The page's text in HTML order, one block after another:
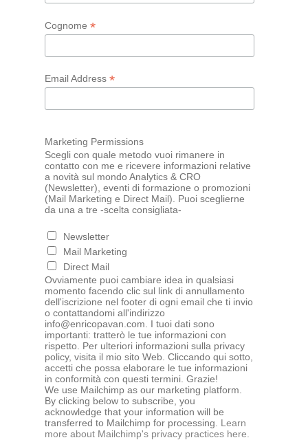
Cognome *
Email Address *
Marketing Permissions
Scegli con quale metodo vuoi rimanere in
contatto con me e ricevere informazioni relative
a novità sul mondo Analytics & CRO
(Newsletter), eventi di formazione o promozioni
(Mail Marketing e Direct Mail). Puoi sceglierne
da una a tre -scelta consigliata-
Newsletter
Mail Marketing
Direct Mail
Ovviamente puoi cambiare idea in qualsiasi
momento facendo clic sul link di annullamento
dell'iscrizione nel footer di ogni email che ti invio
o contattandomi all'indirizzo
info@enricopavan.com. I tuoi dati sono
importanti: tratterò le tue informazioni con
rispetto. Per ulteriori informazioni sulla privacy
policy, visita il mio sito Web. Cliccando qui sotto,
accetti che possa elaborare le tue informazioni
in conformità con questi termini. Grazie!
We use Mailchimp as our marketing platform.
By clicking below to subscribe, you
acknowledge that your information will be
transferred to Mailchimp for processing. Learn
more about Mailchimp's privacy practices here.